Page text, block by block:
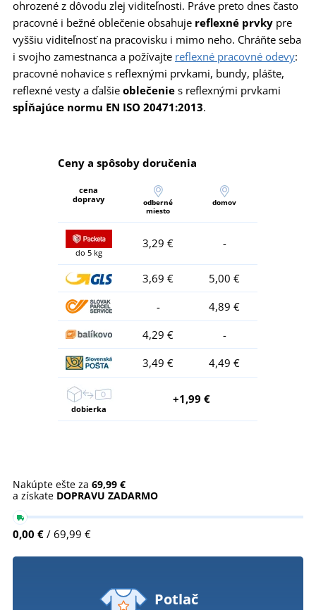
ohrozené z dôvodu zlej viditeľnosti. Práve preto dnes často
pracovné i bežné oblečenie obsahuje reflexné prvky pre
vyššiu viditeľnosť na pracovisku i mimo neho. Chráňte seba
i svojho zamestnanca a požívajte reflexné pracovné odevy:
pracovné nohavice s reflexnými prvkami, bundy, plášte,
reflexné vesty a ďalšie oblečenie s reflexnými prvkami
spĺňajúce normu EN ISO 20471:2013.
Ceny a spôsoby doručenia
cena
dopravy
odberné
miesto
domov
do 5 kg
3,29 € -
3,69 €
5,00 €
-
4,89 €
4,29 €
-
3,49 €
4,49 €
dobierka
+1,99 €
Nakúpte ešte za 69,99 €
a získate DOPRAVU ZADARMO
0,00 € / 69,99 €
Potlač